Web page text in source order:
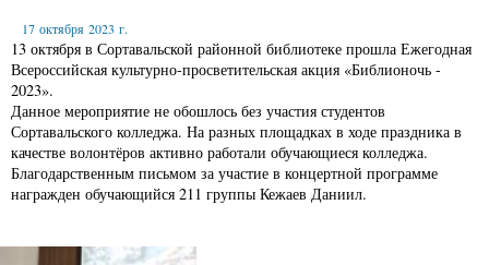
17 октября 2023 г.
13 октября в Сортавальской районной библиотеке прошла Ежегодная
Всероссийская культурно-просветительская акция «Библионочь -
2023».
Данное мероприятие не обошлось без участия студентов
Сортавальского колледжа. На разных площадках в ходе праздника в
качестве волонтёров активно работали обучающиеся колледжа.
Благодарственным письмом за участие в концертной программе
награжден обучающийся 211 группы Кежаев Даниил.